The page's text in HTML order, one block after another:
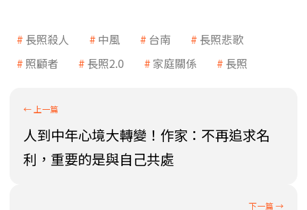
長照殺人 中風 台南
長照悲歌
照顧者
長照2.0 家庭關係 長照
人到中年心境大轉變！作家：不再追求名
利，重要的是與自己共處